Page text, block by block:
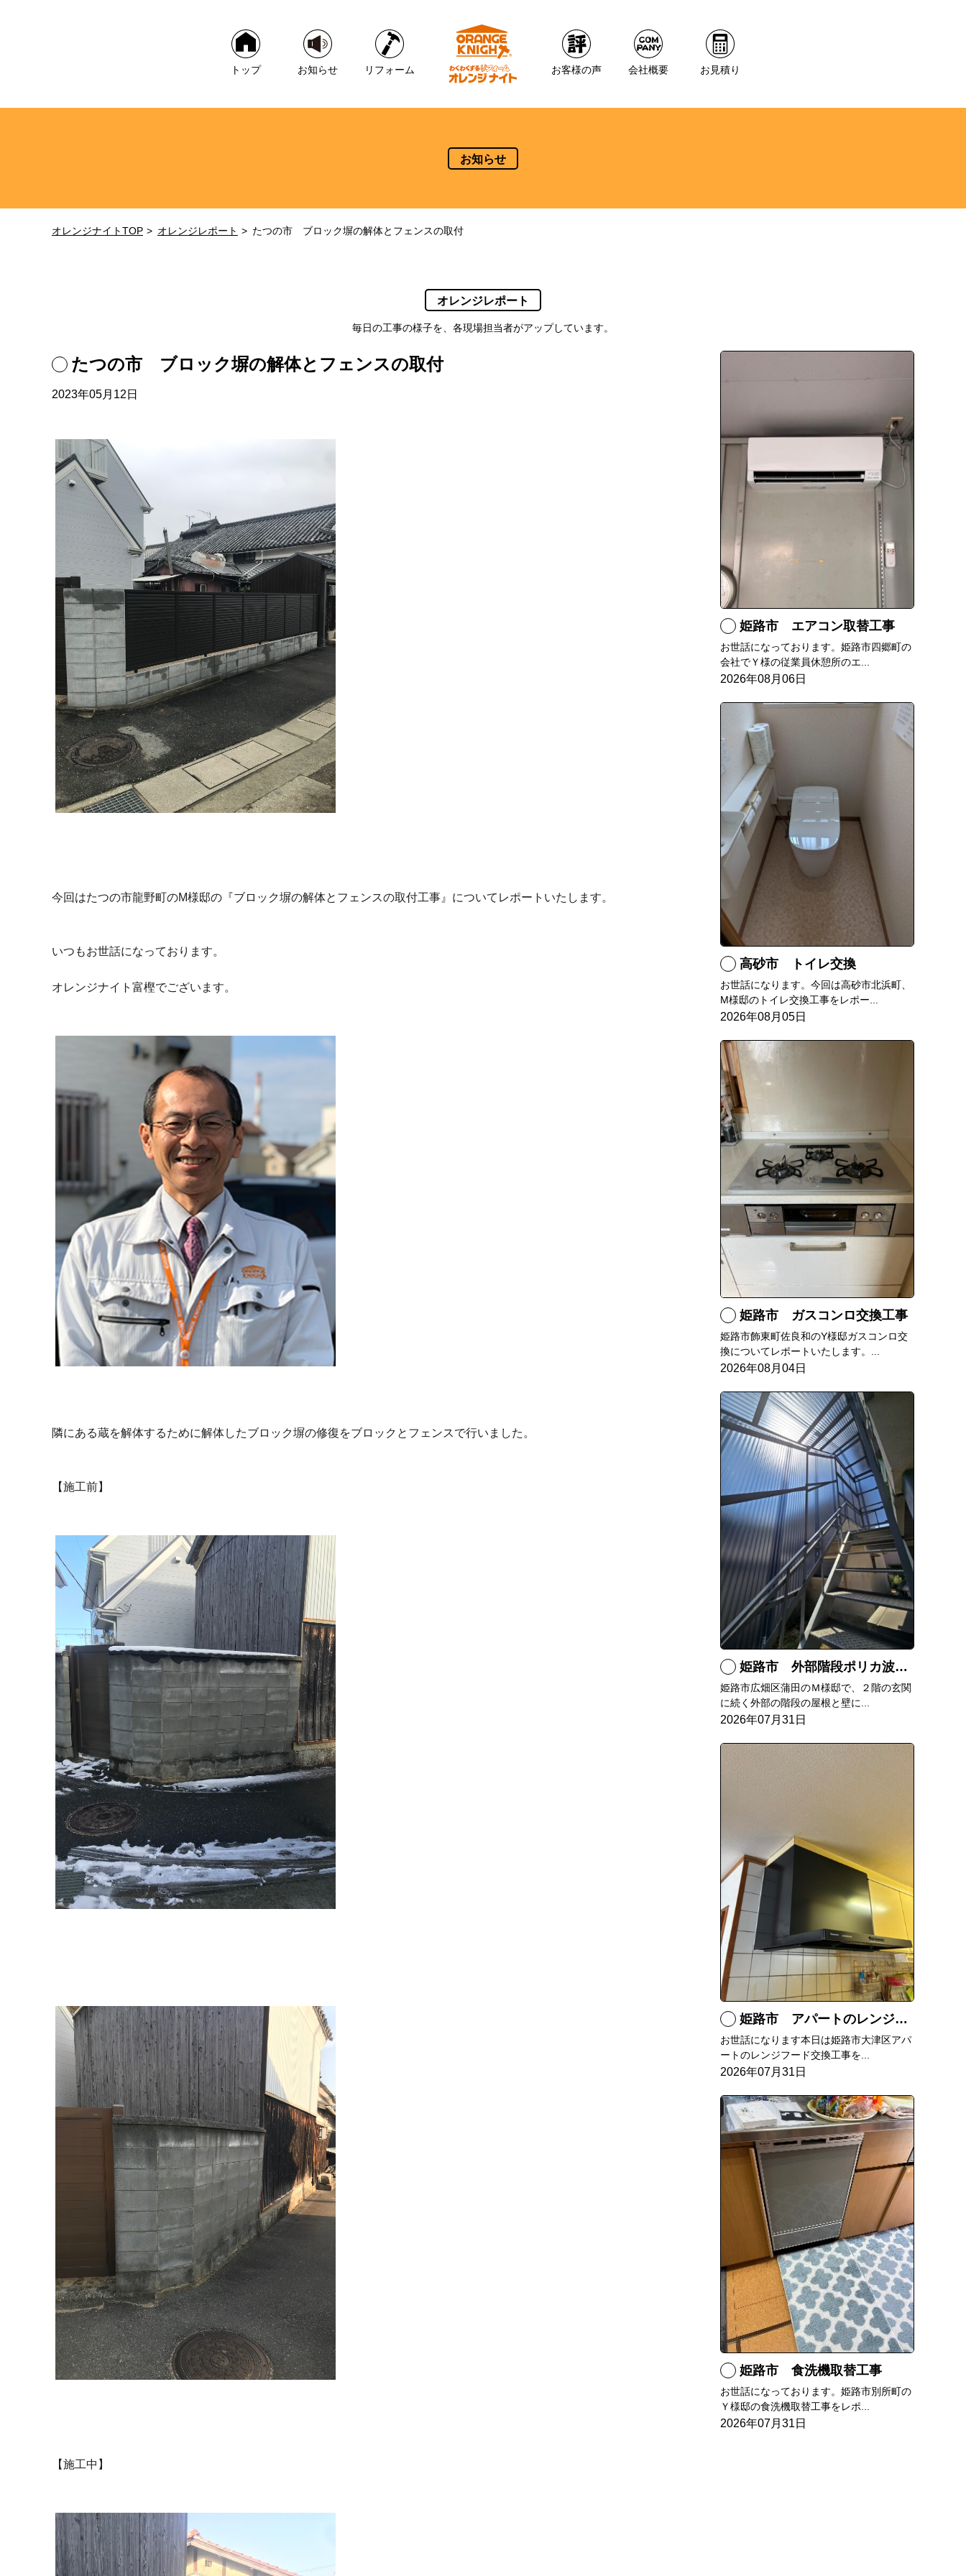
トップ お知らせ リフォーム お客様の声 会社概要 お見積り
お知らせ
オレンジナイトTOP オレンジレポート たつの市 ブロック塀の解体とフェンスの取付
オレンジレポート
毎日の工事の様子を、各現場担当者がアップしています。
たつの市 ブロック塀の解体とフェンスの取付
2023年05月12日
今回はたつの市龍野町のM様邸の『ブロック塀の解体とフェンスの取付工事』についてレポートいたします。
いつもお世話になっております。
オレンジナイト富樫でございます。
隣にある蔵を解体するために解体したブロック塀の修復をブロックとフェンスで行いました。
【施工前】
【施工中】
姫路市 エアコン取替工事
お世話になっております。姫路市四郷町の
会社でＹ様の従業員休憩所のエ...
2026年08月06日
高砂市 トイレ交換
お世話になります。今回は高砂市北浜町、
M様邸のトイレ交換工事をレポー...
2026年08月05日
姫路市 ガスコンロ交換工事
姫路市飾東町佐良和のY様邸ガスコンロ交
換についてレポートいたします。...
2026年08月04日
姫路市 外部階段ポリカ波板張替工事
姫路市広畑区蒲田のＭ様邸で、２階の玄関
に続く外部の階段の屋根と壁に...
2026年07月31日
姫路市 アパートのレンジフード交換
お世話になります本日は姫路市大津区アパ
ートのレンジフード交換工事を...
2026年07月31日
姫路市 食洗機取替工事
お世話になっております。姫路市別所町の
Ｙ様邸の食洗機取替工事をレポ...
2026年07月31日